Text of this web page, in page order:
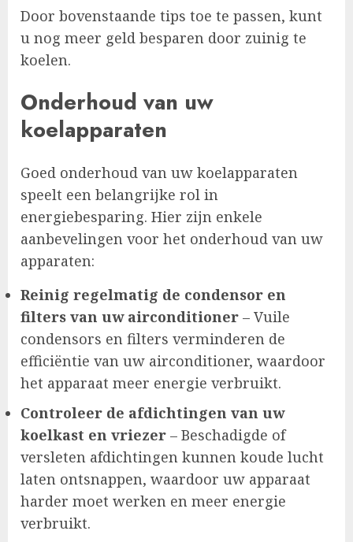
Door bovenstaande tips toe te passen, kunt
u nog meer geld besparen door zuinig te
koelen.
Onderhoud van uw
koelapparaten
Goed onderhoud van uw koelapparaten
speelt een belangrijke rol in
energiebesparing. Hier zijn enkele
aanbevelingen voor het onderhoud van uw
apparaten:
Reinig regelmatig de condensor en
filters van uw airconditioner – Vuile
condensors en filters verminderen de
efficiëntie van uw airconditioner, waardoor
het apparaat meer energie verbruikt.
Controleer de afdichtingen van uw
koelkast en vriezer – Beschadigde of
versleten afdichtingen kunnen koude lucht
laten ontsnappen, waardoor uw apparaat
harder moet werken en meer energie
verbruikt.